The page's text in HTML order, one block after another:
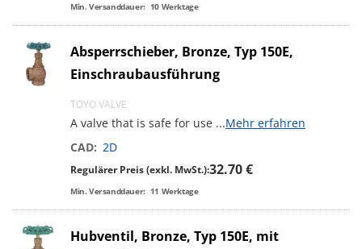
Min. Versanddauer: 10 Werktage
Absperrschieber, Bronze, Typ 150E,
Einschraubausführung
TOYO VALVE
A valve that is safe for use ...Mehr erfahren
CAD: 2D
Regulärer Preis (exkl. MwSt.):32.70 €
Min. Versanddauer: 11 Werktage
Hubventil, Bronze, Typ 150E, mit